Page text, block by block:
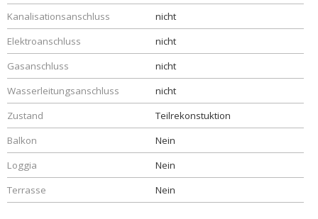
Kanalisationsanschluss
nicht
Elektroanschluss
nicht
Gasanschluss
nicht
Wasserleitungsanschluss
nicht
Zustand
Teilrekonstuktion
Balkon
Nein
Loggia
Nein
Terrasse
Nein